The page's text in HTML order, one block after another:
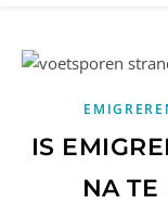
IS
NA TE